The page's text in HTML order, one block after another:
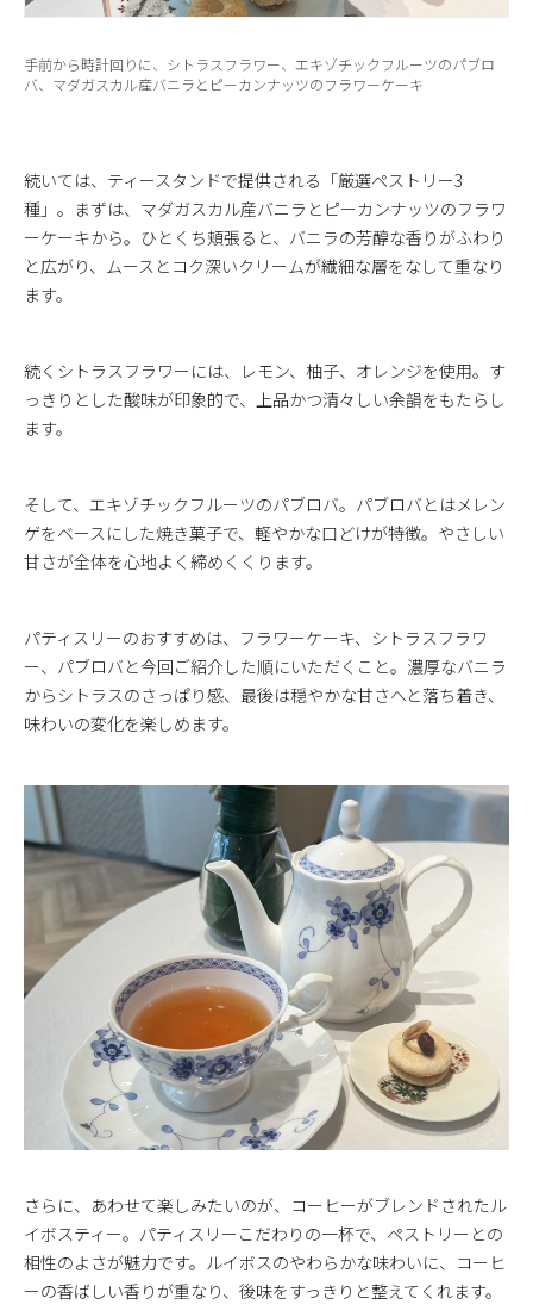
手前から時計回りに、シトラスフラワー、エキゾチックフルーツのパブロ
バ、マダガスカル産バニラとピーカンナッツのフラワーケーキ
続いては、ティースタンドで提供される「厳選ペストリー3
種」。まずは、マダガスカル産バニラとピーカンナッツのフラワ
ーケーキから。ひとくち頬張ると、バニラの芳醇な香りがふわり
と広がり、ムースとコク深いクリームが繊細な層をなして重なり
ます。
続くシトラスフラワーには、レモン、柚子、オレンジを使用。す
っきりとした酸味が印象的で、上品かつ清々しい余韻をもたらし
ます。
そして、エキゾチックフルーツのパブロバ。パブロバとはメレン
ゲをベースにした焼き菓子で、軽やかな口どけが特徴。やさしい
甘さが全体を心地よく締めくくります。
パティスリーのおすすめは、フラワーケーキ、シトラスフラワ
ー、パブロバと今回ご紹介した順にいただくこと。濃厚なバニラ
からシトラスのさっぱり感、最後は穏やかな甘さへと落ち着き、
味わいの変化を楽しめます。
さらに、あわせて楽しみたいのが、コーヒーがブレンドされたル
イボスティー。パティスリーこだわりの一杯で、ペストリーとの
相性のよさが魅力です。ルイボスのやわらかな味わいに、コーヒ
ーの香ばしい香りが重なり、後味をすっきりと整えてくれます。